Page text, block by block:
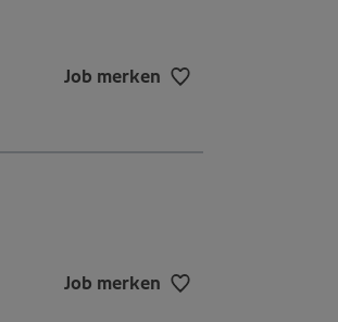
Job merken
Job merken